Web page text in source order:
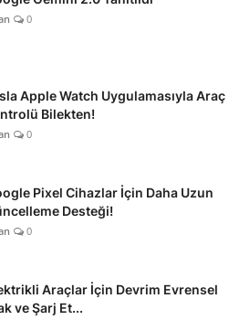
0
Apple Watch Uygulamasıyla Araç
Bilekten!
0
Pixel Cihazlar İçin Daha Uzun
Desteği!
0
Araçlar İçin Devrim Evrensel
ve Şarj Et...